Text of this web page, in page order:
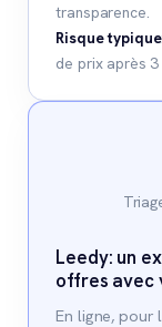
transparence.
Risque typique
de prix après
Leedy: un
offres avec
En ligne, pour